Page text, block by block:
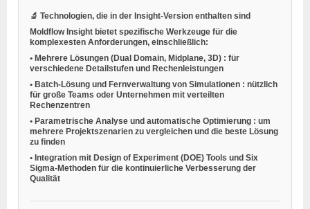
🔬 Technologien, die in der Insight-Version enthalten sind
Moldflow Insight bietet spezifische Werkzeuge für die
komplexesten Anforderungen, einschließlich:
• Mehrere Lösungen (Dual Domain, Midplane, 3D) : für
verschiedene Detailstufen und Rechenleistungen
• Batch-Lösung und Fernverwaltung von Simulationen : nützlich
für große Teams oder Unternehmen mit verteilten
Rechenzentren
• Parametrische Analyse und automatische Optimierung : um
mehrere Projektszenarien zu vergleichen und die beste Lösung
zu finden
• Integration mit Design of Experiment (DOE) Tools und Six
Sigma-Methoden für die kontinuierliche Verbesserung der
Qualität